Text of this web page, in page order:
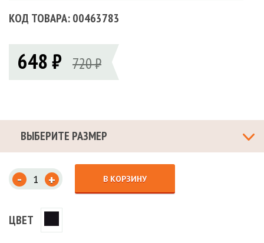
КОД ТОВАРА: 00463783
648 ₽ 720 ₽
ВЫБЕРИТЕ РАЗМЕР
- + В КОРЗИНУ
ЦВЕТ